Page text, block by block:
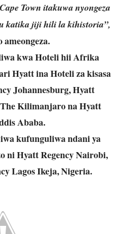
Town itakuwa nyongeza
katika jiji hili la kihistoria”,
kwa Hoteli hii Afrika
Hyatt ina Hoteli za kisasa
Johannesburg, Hyatt
The Kilimanjaro na Hyatt
Ababa.
kufunguliwa ndani ya
ni Hyatt Regency Nairobi,
Lagos Ikeja, Nigeria.